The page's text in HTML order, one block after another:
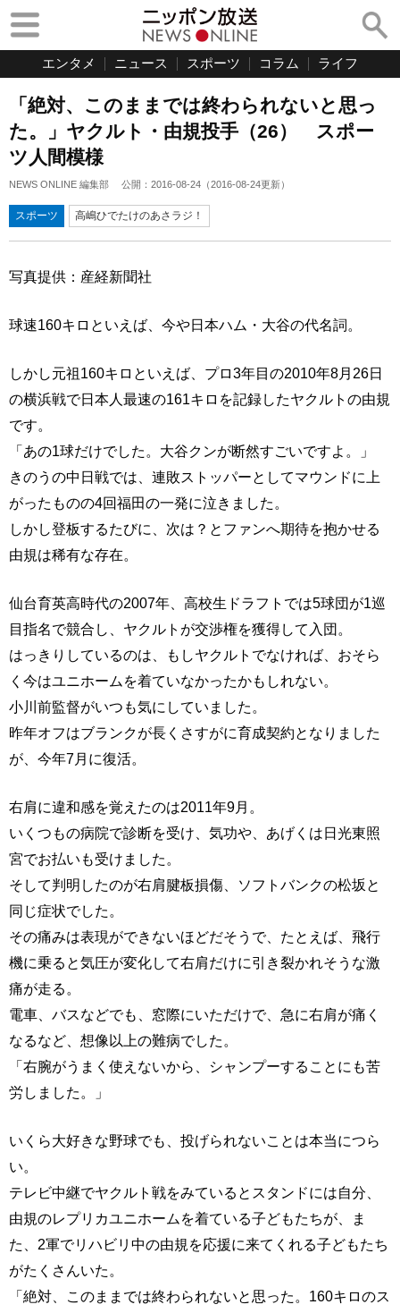
エンタメ ニュース スポーツ コラム ライフ
「絶対、このままでは終わられないと思っ
た。」ヤクルト・由規投手（26） スポー
ツ人間模様
NEWS ONLINE 編集部 公開： 2016-08-24 （2016-08-24更新）
スポーツ 高嶋ひでたけのあさラジ！
写真提供：産経新聞社
球速160キロといえば、今や日本ハム・大谷の代名詞。
しかし元祖160キロといえば、プロ3年目の2010年8月26日
の横浜戦で日本人最速の161キロを記録したヤクルトの由規
です。
「あの1球だけでした。大谷クンが断然すごいですよ。」
きのうの中日戦では、連敗ストッパーとしてマウンドに上
がったものの4回福田の一発に泣きました。
しかし登板するたびに、次は？とファンへ期待を抱かせる
由規は稀有な存在。
仙台育英高時代の2007年、高校生ドラフトでは5球団が1巡
目指名で競合し、ヤクルトが交渉権を獲得して入団。
はっきりしているのは、もしヤクルトでなければ、おそら
く今はユニホームを着ていなかったかもしれない。
小川前監督がいつも気にしていました。
昨年オフはブランクが長くさすがに育成契約となりました
が、今年7月に復活。
右肩に違和感を覚えたのは2011年9月。
いくつもの病院で診断を受け、気功や、あげくは日光東照
宮でお払いも受けました。
そして判明したのが右肩腱板損傷、ソフトバンクの松坂と
同じ症状でした。
その痛みは表現ができないほどだそうで、たとえば、飛行
機に乗ると気圧が変化して右肩だけに引き裂かれそうな激
痛が走る。
電車、バスなどでも、窓際にいただけで、急に右肩が痛く
なるなど、想像以上の難病でした。
「右腕がうまく使えないから、シャンプーすることにも苦
労しました。」
いくら大好きな野球でも、投げられないことは本当につら
い。
テレビ中継でヤクルト戦をみているとスタンドには自分、
由規のレプリカユニホームを着ている子どもたちが、ま
た、2軍でリハビリ中の由規を応援に来てくれる子どもたち
がたくさんいた。
「絶対、このままでは終わられないと思った。160キロのス